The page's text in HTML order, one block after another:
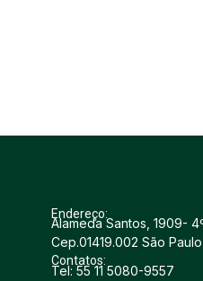
Endereço:
Alameda Santos, 1909-
Cep.01419.002 São
Contatos:
Tel: 55 11 5080-9557